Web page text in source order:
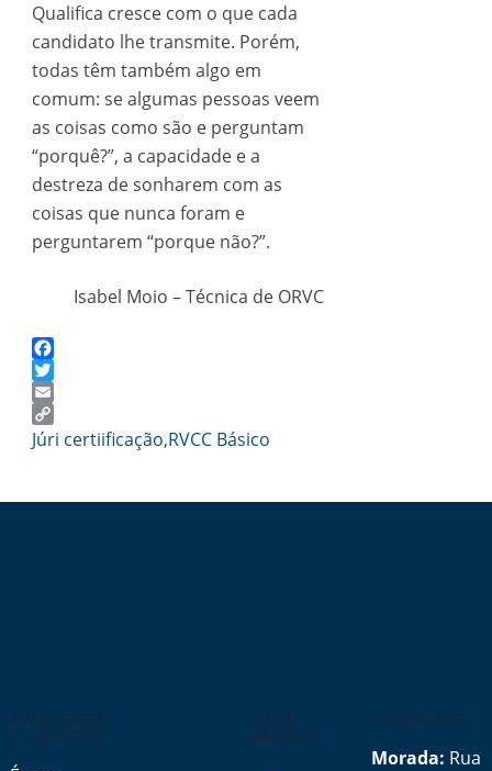
Qualifica cresce com o que cada
candidato lhe transmite. Porém,
todas têm também algo em
comum: se algumas pessoas veem
as coisas como são e perguntam
“porquê?”, a capacidade e a
destreza de sonharem com as
coisas que nunca foram e
perguntarem “porque não?”.
Isabel Moio – Técnica de ORVC
Facebook
Twitter
Email
Copy
Júri certiificação,RVCC Básico
A MENSAGEM
DO DIRETOR
LINKS
RÁPIDOS
CONTACTOS
Morada: Rua